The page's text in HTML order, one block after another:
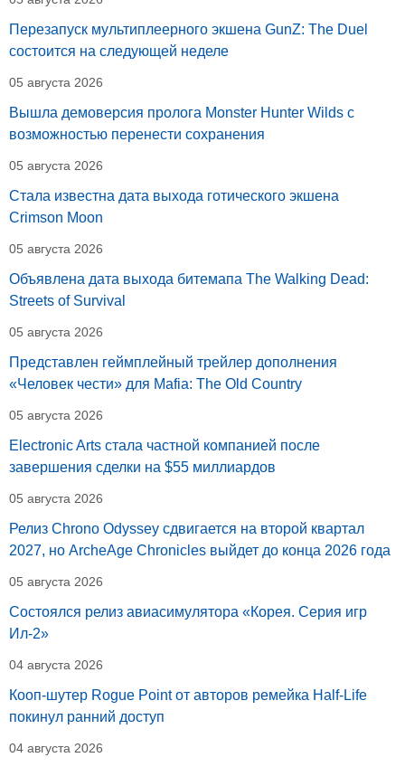
Перезапуск мультиплеерного экшена GunZ: The Duel
состоится на следующей неделе
05 августа 2026
Вышла демоверсия пролога Monster Hunter Wilds с
возможностью перенести сохранения
05 августа 2026
Стала известна дата выхода готического экшена
Crimson Moon
05 августа 2026
Объявлена дата выхода битемапа The Walking Dead:
Streets of Survival
05 августа 2026
Представлен геймплейный трейлер дополнения
«Человек чести» для Mafia: The Old Country
05 августа 2026
Electronic Arts стала частной компанией после
завершения сделки на $55 миллиардов
05 августа 2026
Релиз Chrono Odyssey сдвигается на второй квартал
2027, но ArcheAge Chronicles выйдет до конца 2026 года
05 августа 2026
Состоялся релиз авиасимулятора «Корея. Серия игр
Ил-2»
04 августа 2026
Кооп-шутер Rogue Point от авторов ремейка Half-Life
покинул ранний доступ
04 августа 2026